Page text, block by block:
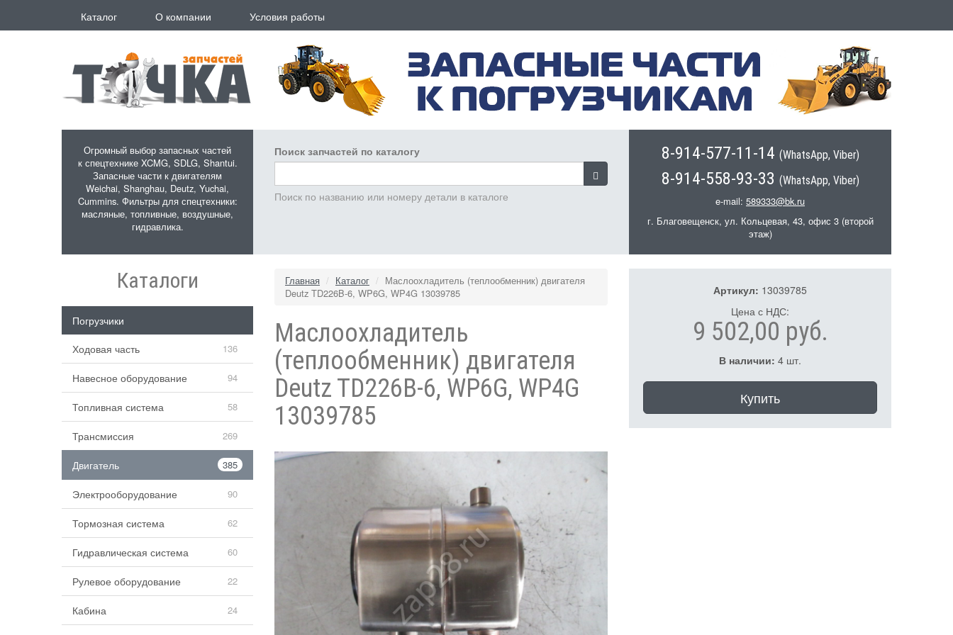
Каталог О компании Условия работы
Огромный выбор запасных частей
к спецтехнике XCMG, SDLG, Shantui.
Запасные части к двигателям
Weichai, Shanghau, Deutz, Yuchai,
Cummins. Фильтры для спецтехники:
масляные, топливные, воздушные,
гидравлика.
Поиск запчастей по каталогу
Поиск по названию или номеру детали в каталоге
8-914-577-11-14 (WhatsApp, Viber)
8-914-558-93-33 (WhatsApp, Viber)
e-mail: 589333@bk.ru
г. Благовещенск, ул. Кольцевая, 43, офис 3 (второй
этаж)
Главная Каталог
Маслоохладитель (теплообменник) двигателя
Deutz TD226B-6, WP6G, WP4G 13039785
Маслоохладитель
(теплообменник) двигателя
Deutz TD226B-6, WP6G, WP4G
13039785
Артикул: 13039785
Цена с НДС:
9 502,00 руб.
В наличии: 4 шт.
Купить
Каталоги
Погрузчики
Ходовая часть
136
Навесное оборудование 94
Топливная система 58
Трансмиссия 269
Двигатель 385
Электрооборудование 90
Тормозная система 62
Гидравлическая система 60
Рулевое оборудование 22
Кабина 24